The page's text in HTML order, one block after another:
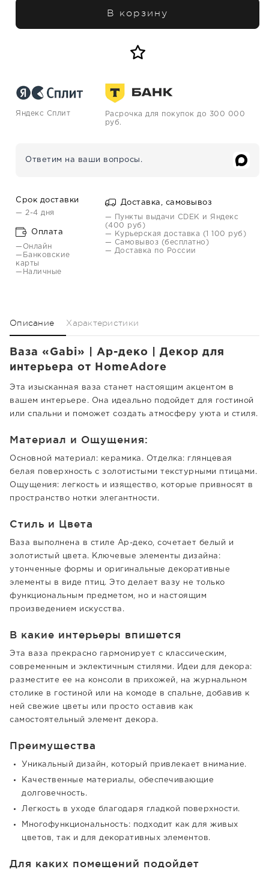
В корзину
Яндекс Сплит
Расрочка для покупок до 300 000
руб.
Ответим на ваши вопросы.
Срок доставки
— 2-4 дня
Оплата
—Онлайн
—Банковские
карты
—Наличные
Доставка, самовывоз
— Пункты выдачи CDEK и Яндекс
(400 руб)
— Курьерская доставка (1 100 руб)
— Самовывоз (бесплатно)
— Доставка по России
Описание Характеристики
Ваза «Gabi» | Ар-деко | Декор для
интерьера от HomeAdore
Эта изысканная ваза станет настоящим акцентом в
вашем интерьере. Она идеально подойдет для гостиной
или спальни и поможет создать атмосферу уюта и стиля.
Материал и Ощущения:
Основной материал: керамика. Отделка: глянцевая
белая поверхность с золотистыми текстурными птицами.
Ощущения: легкость и изящество, которые привносят в
пространство нотки элегантности.
Стиль и Цвета
Ваза выполнена в стиле Ар-деко, сочетает белый и
золотистый цвета. Ключевые элементы дизайна:
утонченные формы и оригинальные декоративные
элементы в виде птиц. Это делает вазу не только
функциональным предметом, но и настоящим
произведением искусства.
В какие интерьеры впишется
Эта ваза прекрасно гармонирует с классическим,
современным и эклектичным стилями. Идеи для декора:
разместите ее на консоли в прихожей, на журнальном
столике в гостиной или на комоде в спальне, добавив к
ней свежие цветы или просто оставив как
самостоятельный элемент декора.
Преимущества
Уникальный дизайн, который привлекает внимание.
Качественные материалы, обеспечивающие
долговечность.
Легкость в уходе благодаря гладкой поверхности.
Многофункциональность: подходит как для живых
цветов, так и для декоративных элементов.
Для каких помещений подойдет